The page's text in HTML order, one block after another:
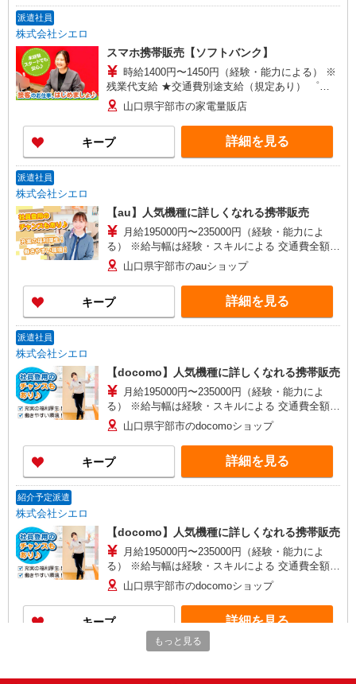
派遣社員
株式会社シエロ
スマホ携帯販売【ソフトバンク】
時給1400円〜1450円（経験・能力による） ※
残業代支給 ★交通費別途支給（規定あり） ゜
+゜・。○。・゜+゜・。○。・゜+゜ 入社祝い金10
万円支給(規定有) お友達を紹介頂くと, インセンテ
ィブ支給(規定有) ★月2回払い・週払い可能（規程
有）★ ゜・。○。・゜+゜・。○。・゜+゜
山口県宇部市の家電量販店
キープ 詳細を見る
派遣社員
株式会社シエロ
【au】人気機種に詳しくなれる携帯販売
月給195000円〜235000円（経験・能力によ
る） ※給与幅は経験・スキルによる 交通費全額支
給 賞与有※業績連動性 制服貸与 社会保険完備 車
通勤可能 ゜+゜・。○。・゜+゜・。○。・゜+゜
入社祝い金10万円支給(規定有) お友達を紹介頂く
と, インセンティブ支給(規定有) ゜・。○。・゜
+゜・。○。・゜+゜
山口県宇部市のauショップ
キープ 詳細を見る
派遣社員
株式会社シエロ
【docomo】人気機種に詳しくなれる携帯販売
月給195000円〜235000円（経験・能力によ
る） ※給与幅は経験・スキルによる 交通費全額支
給 賞与有※業績連動性 制服貸与 社会保険完備 車
通勤可能 ゜+゜・。○。・゜+゜・。○。・゜+゜
入社祝い金10万円支給(規定有) お友達を紹介頂く
と, インセンティブ支給(規定有) ゜・。○。・゜
+゜・。○。・゜+゜
山口県宇部市のdocomoショップ
キープ 詳細を見る
紹介予定派遣
株式会社シエロ
【docomo】人気機種に詳しくなれる携帯販売
月給195000円〜235000円（経験・能力によ
る） ※給与幅は経験・スキルによる 交通費全額支
給 賞与有※業績連動性 制服貸与 社会保険完備 車
通勤可能 ゜+゜・。○。・゜+゜・。○。・゜+゜
入社祝い金10万円支給(規定有) お友達を紹介頂く
と, インセンティブ支給(規定有) ゜・。○。・゜
+゜・。○。・゜+゜
山口県宇部市のdocomoショップ
キープ 詳細を見る
もっと見る